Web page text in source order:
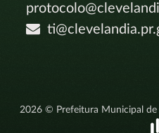
2026 © Prefeitura Municipal de